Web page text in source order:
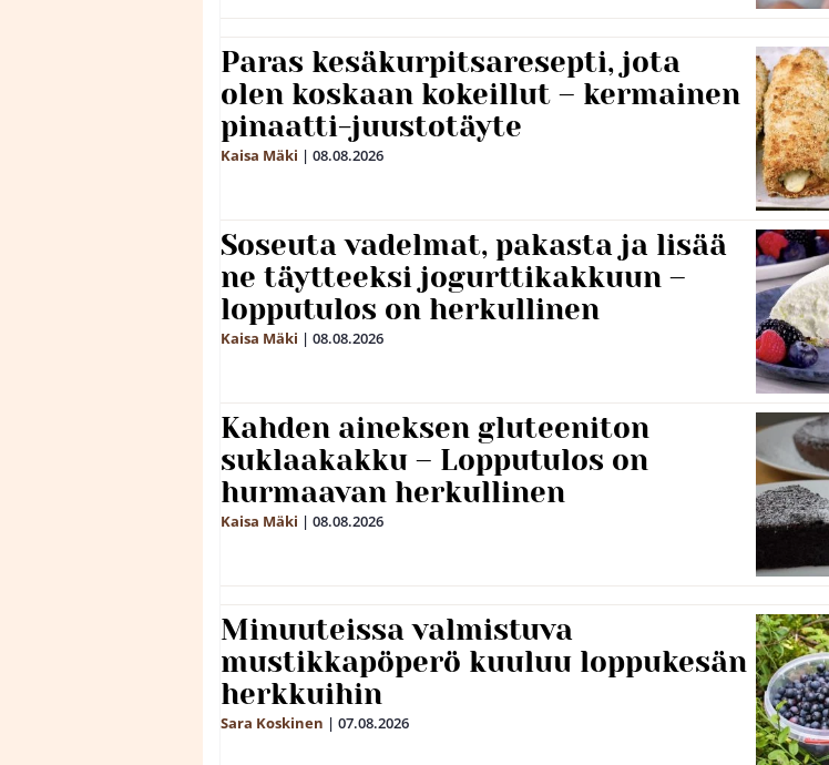
Paras kesäkurpitsaresepti, jota
olen koskaan kokeillut – kermainen
pinaatti-juustotäyte
Kaisa Mäki | 08.08.2026
Soseuta vadelmat, pakasta ja lisää
ne täytteeksi jogurttikakkuun –
lopputulos on herkullinen
Kaisa Mäki | 08.08.2026
Kahden aineksen gluteeniton
suklaakakku – Lopputulos on
hurmaavan herkullinen
Kaisa Mäki | 08.08.2026
Minuuteissa valmistuva
mustikkapöperö kuuluu loppukesän
herkkuihin
Sara Koskinen | 07.08.2026